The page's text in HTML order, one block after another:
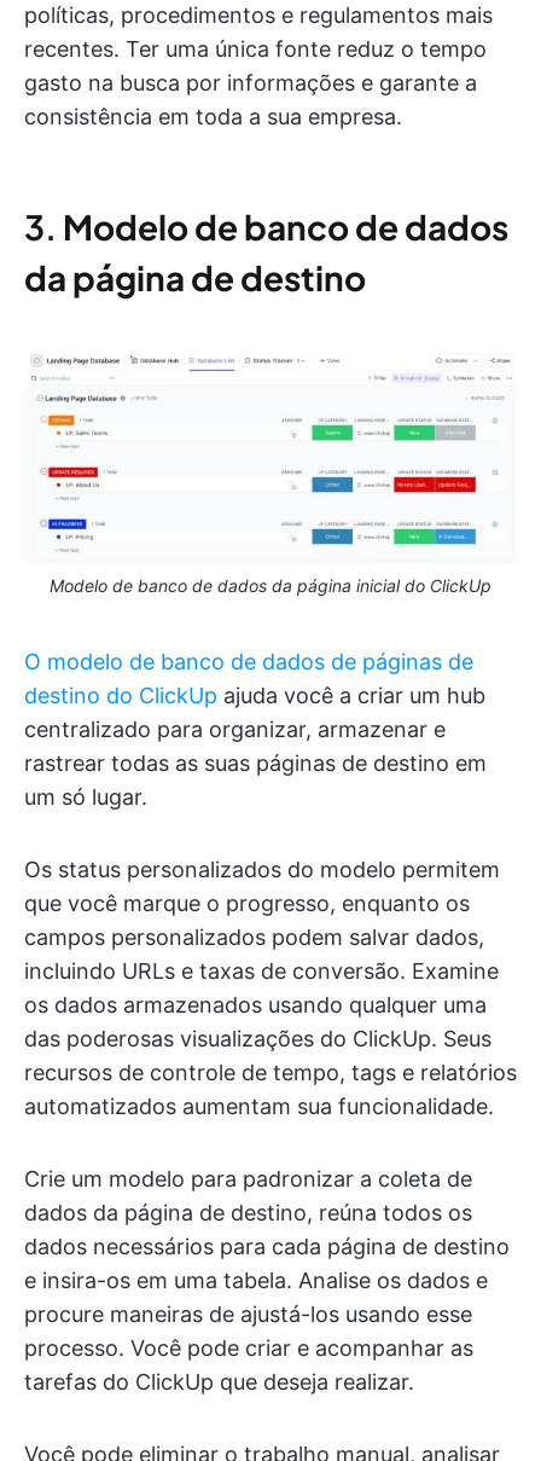
políticas, procedimentos e regulamentos mais
recentes. Ter uma única fonte reduz o tempo
gasto na busca por informações e garante a
consistência em toda a sua empresa.
3. Modelo de banco de dados
da página de destino
Modelo de banco de dados da página inicial do ClickUp
O modelo de banco de dados de páginas de
destino do ClickUp ajuda você a criar um hub
centralizado para organizar, armazenar e
rastrear todas as suas páginas de destino em
um só lugar.
Os status personalizados do modelo permitem
que você marque o progresso, enquanto os
campos personalizados podem salvar dados,
incluindo URLs e taxas de conversão. Examine
os dados armazenados usando qualquer uma
das poderosas visualizações do ClickUp. Seus
recursos de controle de tempo, tags e relatórios
automatizados aumentam sua funcionalidade.
Crie um modelo para padronizar a coleta de
dados da página de destino, reúna todos os
dados necessários para cada página de destino
e insira-os em uma tabela. Analise os dados e
procure maneiras de ajustá-los usando esse
processo. Você pode criar e acompanhar as
tarefas do ClickUp que deseja realizar.
Você pode eliminar o trabalho manual, analisar